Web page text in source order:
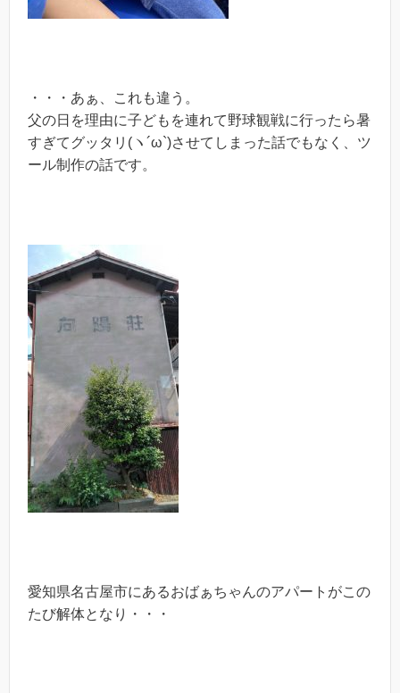
・・・あぁ、これも違う。
父の日を理由に子どもを連れて野球観戦に行ったら暑
すぎてグッタリ(ヽ´ω`)させてしまった話でもなく、ツ
ール制作の話です。
愛知県名古屋市にあるおばぁちゃんのアパートがこの
たび解体となり・・・